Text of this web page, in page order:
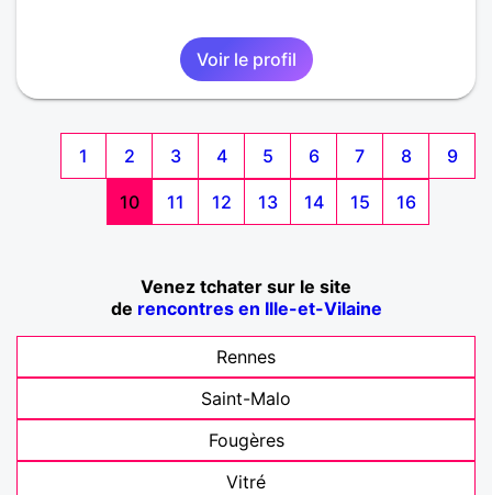
Voir le profil
1 2 3 4 5 6 7 8 9
10 11 12 13 14 15 16
Venez tchater sur le site
de rencontres en Ille-et-Vilaine
Rennes
Saint-Malo
Fougères
Vitré